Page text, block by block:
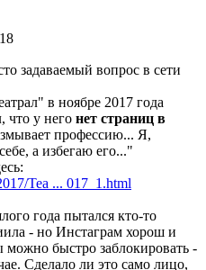
задаваемый вопрос в сети
в ноябре 2017 года
что у него нет страниц в
профессию... Я,
а избегаю его..."
Tea ... 017_1.html
года пытался кто-то
- но Инстаграм хорош и
быстро заблокировать -
Сделало ли это само лицо,